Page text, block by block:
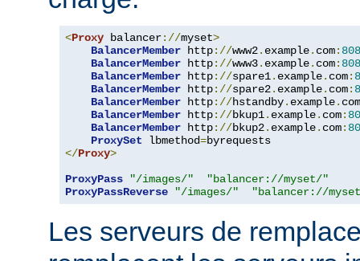
<Proxy balancer://myset>
BalancerMember http://www2. example. com:
BalancerMember http://www3. example. com:
BalancerMember http://spare1. example. com:
BalancerMember http://spare2. example. com:
BalancerMember http://hstandby. example. com
BalancerMember http://bkup1. example. com:
BalancerMember http://bkup2. example. com:
ProxySet lbmethod=
</Proxy>
ProxyPass
"/images/"
"balancer://myset/"
ProxyPassReverse
"/images/" "balancer://
Les serveurs de